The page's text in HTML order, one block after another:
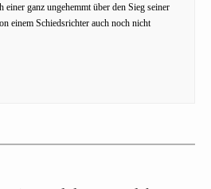
einer ganz ungehemmt über den Sieg seiner
einem Schiedsrichter auch noch nicht